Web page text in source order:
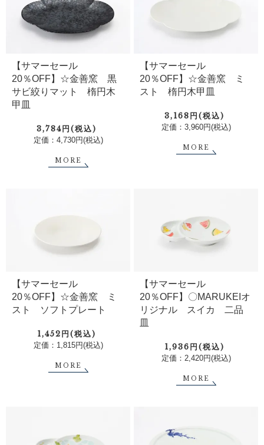
【サマーセール
20％OFF】☆金善窯 黒
サビ絞りマット 楕円木
甲皿
3,784円(税込)
定価：4,730円(税込)
MORE
【サマーセール
20％OFF】☆金善窯 ミ
スト 楕円木甲皿
3,168円(税込)
定価：3,960円(税込)
MORE
【サマーセール
20％OFF】☆金善窯 ミ
スト ソフトプレート
1,452円(税込)
定価：1,815円(税込)
MORE
【サマーセール
20％OFF】〇MARUKEIオ
リジナル スイカ 二品
皿
1,936円(税込)
定価：2,420円(税込)
MORE